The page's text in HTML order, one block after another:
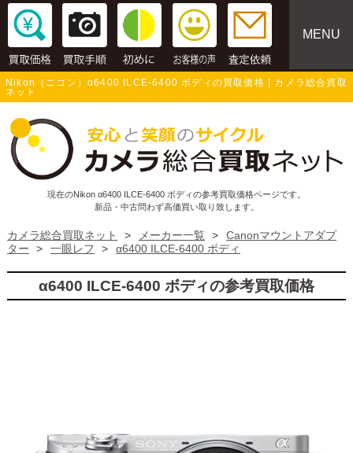
MENU
Nikon（ニコン）α6400 ILCE-6400 ボディの買取価格 | カメラ総合買取
ネット
現在のNikon α6400 ILCE-6400 ボディの参考買取価格ページです。
新品・中古問わず高価買い取り致します。
カメラ総合買取ネット > メーカー一覧 >
Canonマウントアダプ
ター
> 一眼レフ > α6400 ILCE-6400 ボディ
α6400 ILCE-6400 ボディの参考買取価格